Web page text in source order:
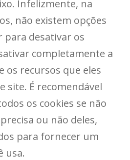
Infelizmente, na
não existem opções
para desativar os
completamente a
os recursos que eles
site. É recomendável
os cookies se não
ou não deles,
​​para fornecer um
usa.